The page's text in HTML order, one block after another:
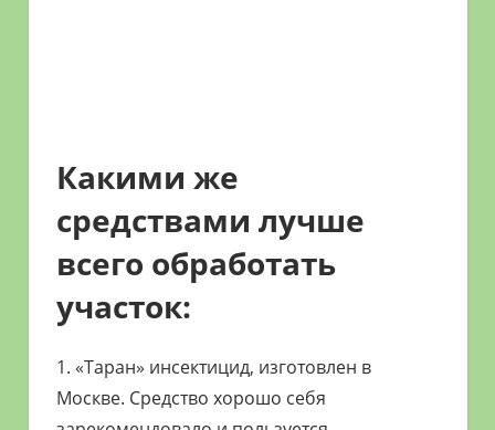
Какими же
средствами лучше
всего обработать
участок:
1. «Таран» инсектицид, изготовлен в
Москве. Средство хорошо себя